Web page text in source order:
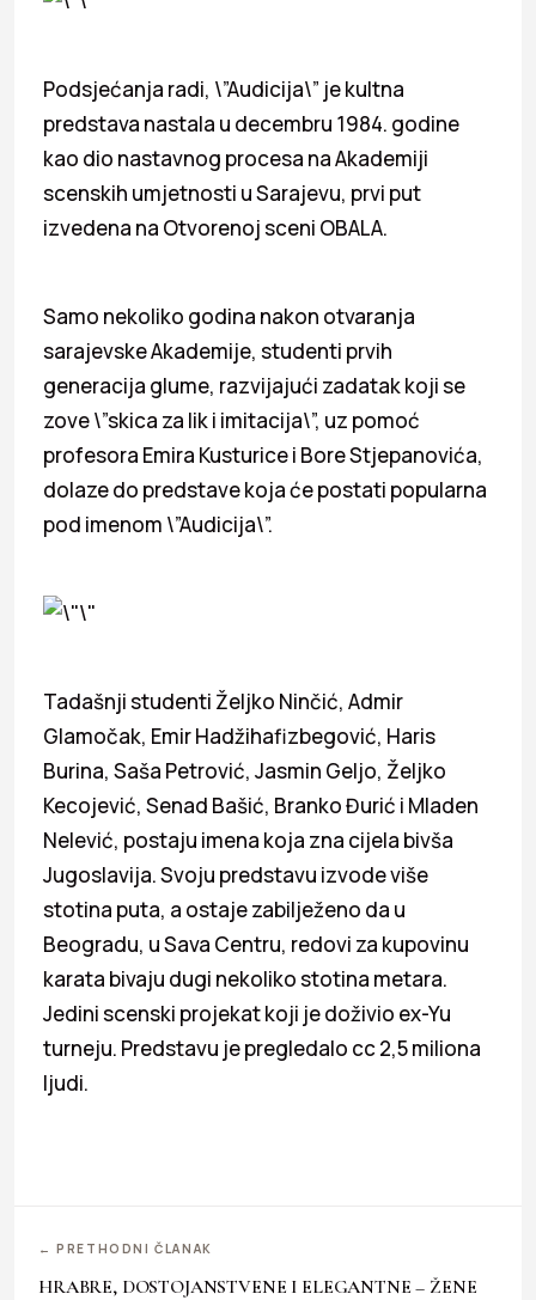
Podsjećanja radi, \”Audicija\” je kultna
predstava nastala u decembru 1984. godine
kao dio nastavnog procesa na Akademiji
scenskih umjetnosti u Sarajevu, prvi put
izvedena na Otvorenoj sceni OBALA.
Samo nekoliko godina nakon otvaranja
sarajevske Akademije, studenti prvih
generacija glume, razvijajući zadatak koji se
zove \”skica za lik i imitacija\”, uz pomoć
profesora Emira Kusturice i Bore Stjepanovića,
dolaze do predstave koja će postati popularna
pod imenom \”Audicija\”.
Tadašnji studenti Željko Ninčić, Admir
Glamočak, Emir Hadžihafizbegović, Haris
Burina, Saša Petrović, Jasmin Geljo, Željko
Kecojević, Senad Bašić, Branko Đurić i Mladen
Nelević, postaju imena koja zna cijela bivša
Jugoslavija. Svoju predstavu izvode više
stotina puta, a ostaje zabilježeno da u
Beogradu, u Sava Centru, redovi za kupovinu
karata bivaju dugi nekoliko stotina metara.
Jedini scenski projekat koji je doživio ex-Yu
turneju. Predstavu je pregledalo cc 2,5 miliona
ljudi.
← PRETHODNI ČLANAK
HRABRE, DOSTOJANSTVENE I ELEGANTNE – ŽENE